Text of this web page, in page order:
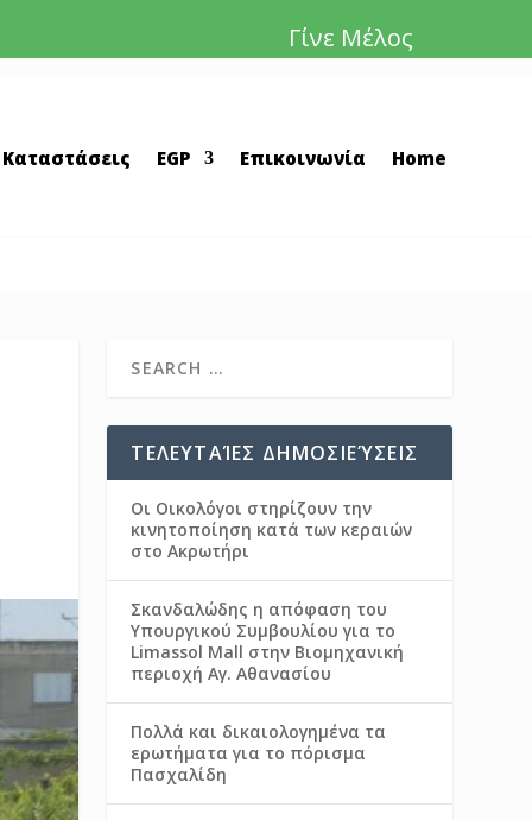
Γίνε Μέλος
EGP Επικοινωνία Home
ΤΕΛΕΥΤΑΊΕΣ ΔΗΜΟΣΙΕΎΣΕΙΣ
Οι Οικολόγοι στηρίζουν την
κινητοποίηση κατά των κεραιών
στο Ακρωτήρι
Σκανδαλώδης η απόφαση του
Υπουργικού Συμβουλίου για το
Limassol Mall στην Βιομηχανική
περιοχή Αγ. Αθανασίου
Πολλά και δικαιολογημένα τα
ερωτήματα για το πόρισμα
Πασχαλίδη